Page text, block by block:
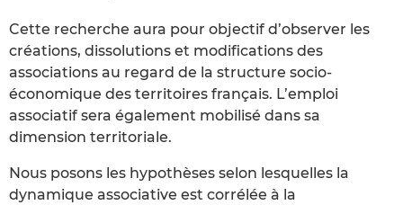
Cette recherche aura pour objectif d’observer les
créations, dissolutions et modifications des
associations au regard de la structure socio-
économique des territoires français. L’emploi
associatif sera également mobilisé dans sa
dimension territoriale.
Nous posons les hypothèses selon lesquelles la
dynamique associative est corrélée à la